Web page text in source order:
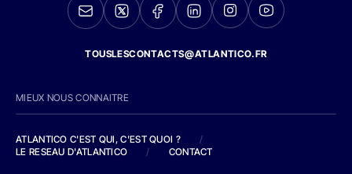
TOUSLESCONTACTS@ATLANTICO.FR
MIEUX NOUS CONNAITRE
ATLANTICO C'EST QUI, C'EST QUOI ?
/
LE RESEAU D'ATLANTICO
/ CONTACT